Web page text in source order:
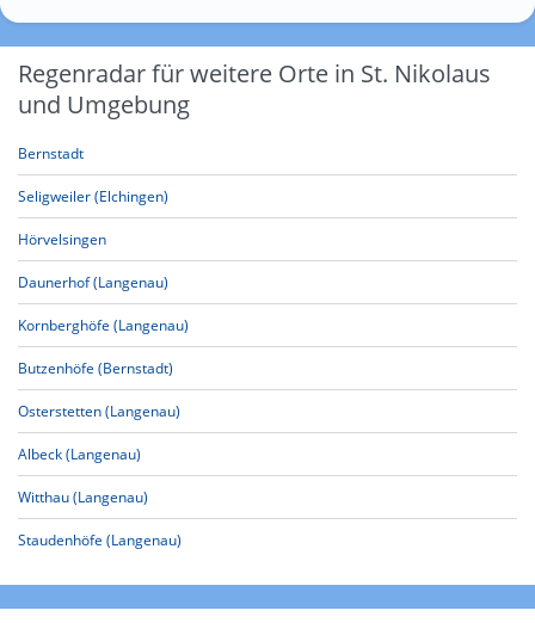
Regenradar für weitere Orte in St. Nikolaus
und Umgebung
Bernstadt
Seligweiler (Elchingen)
Hörvelsingen
Daunerhof (Langenau)
Kornberghöfe (Langenau)
Butzenhöfe (Bernstadt)
Osterstetten (Langenau)
Albeck (Langenau)
Witthau (Langenau)
Staudenhöfe (Langenau)